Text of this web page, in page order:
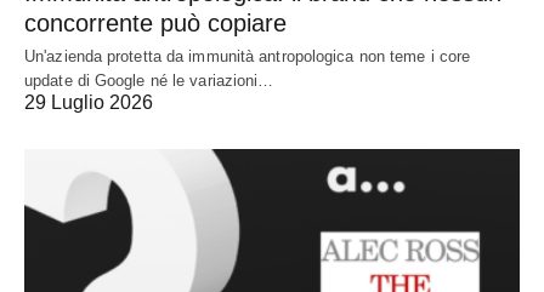
concorrente può copiare
Un'azienda protetta da immunità antropologica non teme i core
update di Google né le variazioni…
29 Luglio 2026